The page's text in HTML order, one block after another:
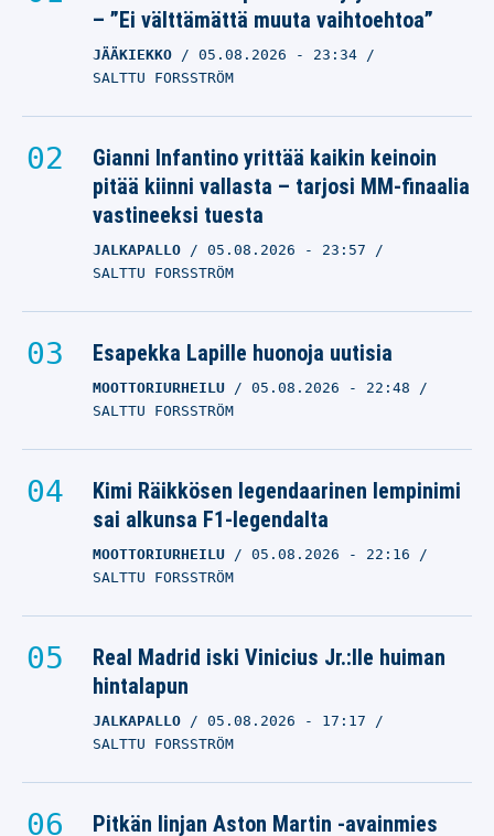
– ”Ei välttämättä muuta vaihtoehtoa”
JÄÄKIEKKO 05.08.2026 - 23:34
SALTTU FORSSTRÖM
Gianni Infantino yrittää kaikin keinoin
pitää kiinni vallasta – tarjosi MM-finaalia
vastineeksi tuesta
JALKAPALLO 05.08.2026 - 23:57
SALTTU FORSSTRÖM
Esapekka Lapille huonoja uutisia
MOOTTORIURHEILU 05.08.2026 - 22:48
SALTTU FORSSTRÖM
Kimi Räikkösen legendaarinen lempinimi
sai alkunsa F1-legendalta
MOOTTORIURHEILU 05.08.2026 - 22:16
SALTTU FORSSTRÖM
Real Madrid iski Vinicius Jr.:lle huiman
hintalapun
JALKAPALLO 05.08.2026 - 17:17
SALTTU FORSSTRÖM
Pitkän linjan Aston Martin -avainmies